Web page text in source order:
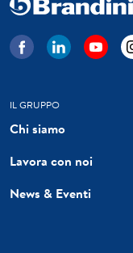
IL GRUPPO
Chi siamo
Lavora con noi
News & Eventi